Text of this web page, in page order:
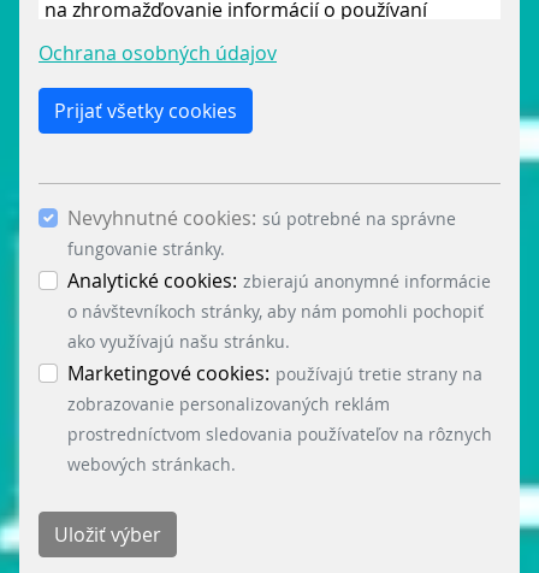
na zhromažďovanie informácií o používaní
stránky, aby sme ju mohli neustále vylepšovať.
Kliknutím na „Uložiť len nevyhnutné cookies“
odmietneš použitie iných ako len nevyhnutných
cookies. Povolením „Analytických cookies“ a
potvrdením cez tlačidlo „Uložiť výber“ súhlasíš s
použitím ostatných súborov cookies. Ak chceš
potvrdiť súhlas s použitím všetkých súborov
cookies (nevyhnutné, analytické a marketingové),
klikni na tlačidlo „Prijať všetky cookies“.
Nastavenie cookies môžeš kedykoľvek zmeniť v
menu „Nastavenie cookies“ v ľavom dolnom rohu
stránky. Podrobné informácie o využívaní cookies
na našej stránke nájdeš tu:
Ochrana osobných údajov
Prijať všetky cookies
Nevyhnutné cookies: sú potrebné na správne
fungovanie stránky.
Analytické cookies: zbierajú anonymné informácie
o návštevníkoch stránky, aby nám pomohli pochopiť
ako využívajú našu stránku.
Marketingové cookies: používajú tretie strany na
zobrazovanie personalizovaných reklám
prostredníctvom sledovania používateľov na rôznych
webových stránkach.